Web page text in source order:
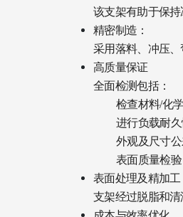
该支架有助于保
精密制造：
采用落料、冲压
高质量保证
全面检测包括：
检查材料/化
进行负载耐久
外观及尺寸
表面质量检
表面处理及精加工
支架经过脱脂和